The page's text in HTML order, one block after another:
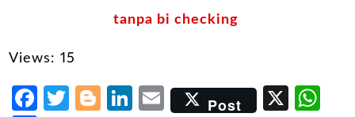
tanpa bi checking
Views: 15
Facebook
Twitter
Blogger
LinkedIn
Email
Post X